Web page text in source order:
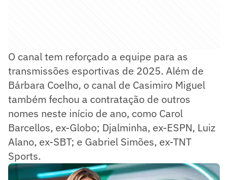
O canal tem reforçado a equipe para as
transmissões esportivas de 2025. Além de
Bárbara Coelho, o canal de Casimiro Miguel
também fechou a contratação de outros
nomes neste início de ano, como Carol
Barcellos, ex-Globo; Djalminha, ex-ESPN, Luiz
Alano, ex-SBT; e Gabriel Simões, ex-TNT
Sports.